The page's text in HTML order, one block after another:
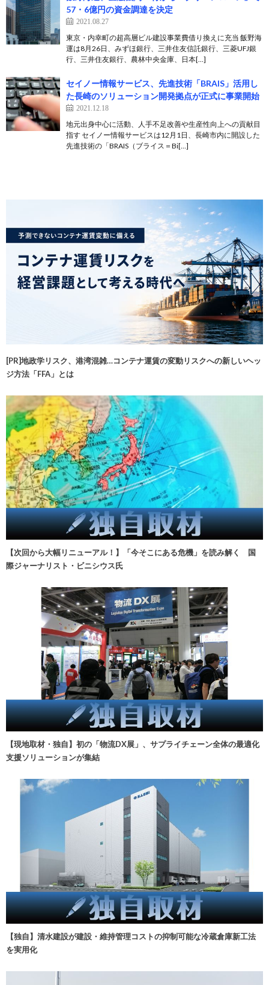
57・6億円の資金調達を決定
2021.08.27
東京・内幸町の超高層ビル建設事業費借り換えに充当 飯野海
運は8月26日、みずほ銀行、三井住友信託銀行、三菱UFJ銀
行、三井住友銀行、農林中央金庫、日本[…]
セイノー情報サービス、先進技術「BRAIS」活用し
た長崎のソリューション開発拠点が正式に事業開始
2021.12.18
地元出身中心に活動、人手不足改善や生産性向上への貢献目
指す セイノー情報サービスは12月1日、長崎市内に開設した
先進技術の「BRAIS（ブライス＝Bi[…]
[PR]地政学リスク、港湾混雑…コンテナ運賃の変動リスクへの新しいヘッ
ジ方法「FFA」とは
【次回から大幅リニューアル！】「今そこにある危機」を読み解く 国
際ジャーナリスト・ビニシウス氏
【現地取材・独自】初の「物流DX展」、サプライチェーン全体の最適化
支援ソリューションが集結
【独自】清水建設が建設・維持管理コストの抑制可能な冷蔵倉庫新工法
を実用化